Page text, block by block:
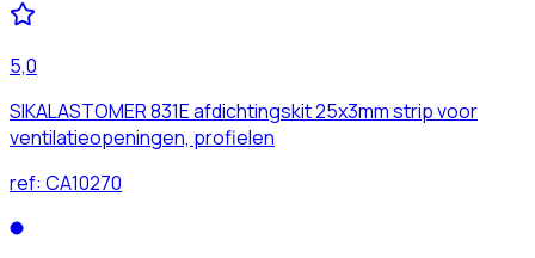
5,0
SIKALASTOMER 831E afdichtingskit 25x3mm strip voor
ventilatieopeningen, profielen
ref: CA10270